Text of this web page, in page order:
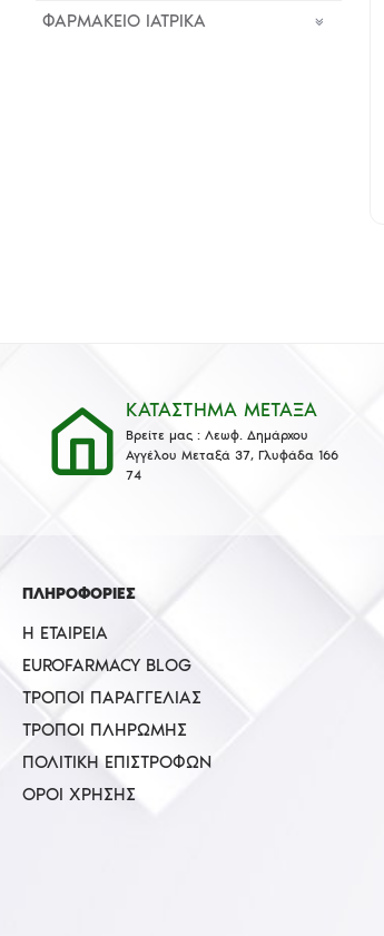
ΦΑΡΜΑΚΕΙΟ ΙΑΤΡΙΚΑ
ΚΑΤΑΣΤΗΜΑ ΜΕΤΑΞΑ
Βρείτε μας : Λεωφ. Δημάρχου
Αγγέλου Μεταξά 37, Γλυφάδα 166
74
ΠΛΗΡΟΦΟΡΙΕΣ
Η ΕΤΑΙΡΕΊΑ
EUROFARMACY BLOG
ΤΡΌΠΟΙ ΠΑΡΑΓΓΕΛΊΑΣ
ΤΡΌΠΟΙ ΠΛΗΡΩΜΉΣ
ΠΟΛΙΤΙΚΉ ΕΠΙΣΤΡΟΦΏΝ
ΌΡΟΙ ΧΡΉΣΗΣ